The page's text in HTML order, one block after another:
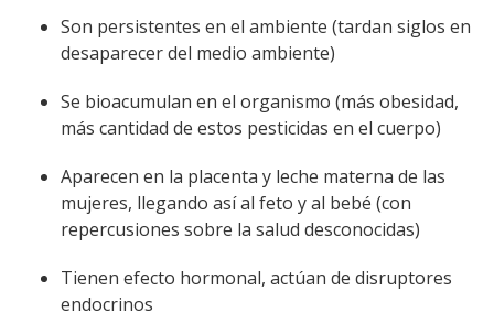
Son persistentes en el ambiente (tardan siglos en
desaparecer del medio ambiente)
Se bioacumulan en el organismo (más obesidad,
más cantidad de estos pesticidas en el cuerpo)
Aparecen en la placenta y leche materna de las
mujeres, llegando así al feto y al bebé (con
repercusiones sobre la salud desconocidas)
Tienen efecto hormonal, actúan de disruptores
endocrinos